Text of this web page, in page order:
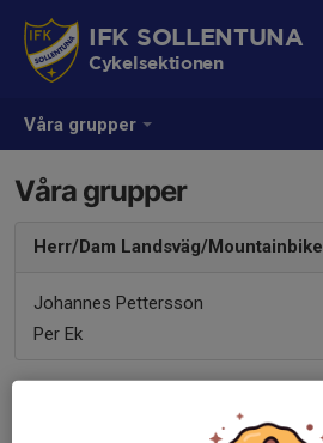
Våra grupper
IFK SOLLENTUNA
Cykelsektionen
Våra grupper
Herr/Dam Landsväg/Mountainbike
Johannes Pettersson
Per Ek